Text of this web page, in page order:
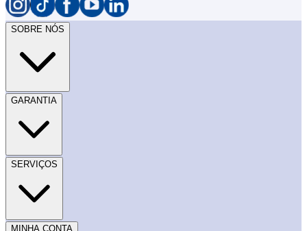
SOBRE NÓS
GARANTIA
SERVIÇOS
MINHA CONTA